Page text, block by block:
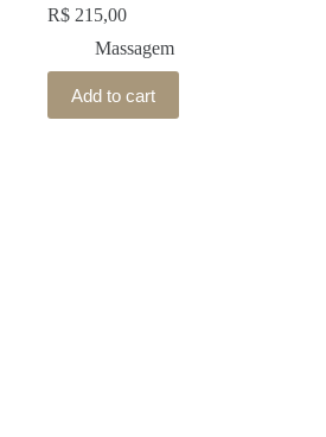
R$ 215,00
Massagem
Add to cart